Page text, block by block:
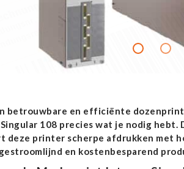
betrouwbare en efficiënte
108 precies wat je nodig hebt.
deze printer scherpe afdrukken met
en kostenbesparend